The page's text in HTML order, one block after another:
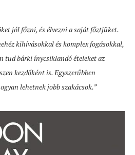
jól főzni, és élvezni a saját főztjüket.
kihívásokkal és komplex fogásokkal,
tud bárki ínycsiklandó ételeket az
kezdőként is. Egyszerűbben
lehetnek jobb szakácsok.”